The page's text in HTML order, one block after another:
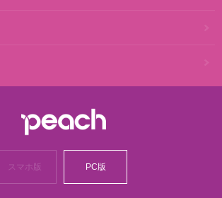
スマホ版 PC版